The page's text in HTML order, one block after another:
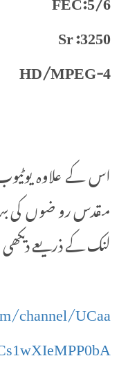
Sr :3250
HD/MPEG-4
اس کے علاوہ
مقدس روضوں کی
لنک کے ذریعے
channel/UCaa